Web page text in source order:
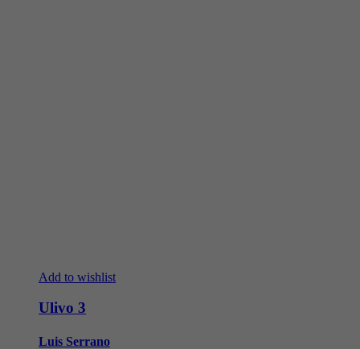
Add to wishlist
Ulivo 3
Luis Serrano